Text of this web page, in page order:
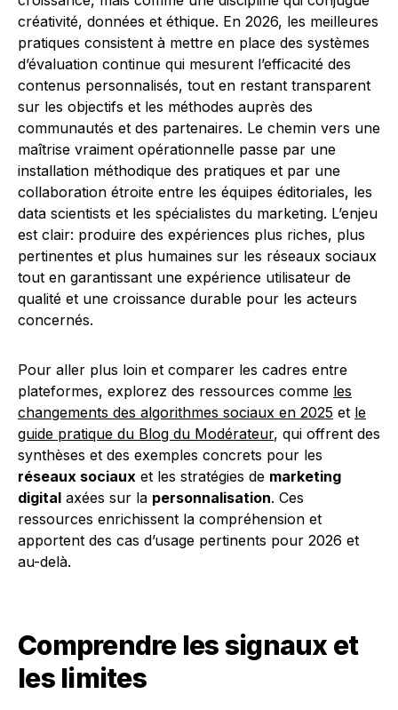
créativité, données et éthique. En 2026, les meilleures
pratiques consistent à mettre en place des systèmes
d’évaluation continue qui mesurent l’efficacité des
contenus personnalisés, tout en restant transparent
sur les objectifs et les méthodes auprès des
communautés et des partenaires. Le chemin vers une
maîtrise vraiment opérationnelle passe par une
installation méthodique des pratiques et par une
collaboration étroite entre les équipes éditoriales, les
data scientists et les spécialistes du marketing. L’enjeu
est clair: produire des expériences plus riches, plus
pertinentes et plus humaines sur les réseaux sociaux
tout en garantissant une expérience utilisateur de
qualité et une croissance durable pour les acteurs
concernés.
Pour aller plus loin et comparer les cadres entre
plateformes, explorez des ressources comme les
changements des algorithmes sociaux en 2025 et le
guide pratique du Blog du Modérateur, qui offrent des
synthèses et des exemples concrets pour les
réseaux sociaux et les stratégies de marketing
digital axées sur la personnalisation. Ces
ressources enrichissent la compréhension et
apportent des cas d’usage pertinents pour 2026 et
au-delà.
Comprendre les signaux et
les limites